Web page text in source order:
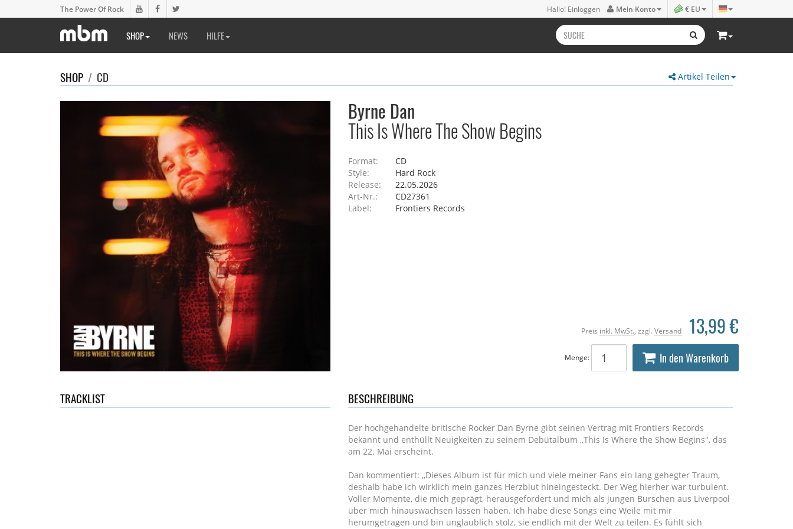
The Power Of Rock Hallo! Einloggen Mein Konto € EU
SHOP NEWS HILFE
Artikel Teilen
SHOP / CD
Byrne Dan
This Is Where The Show Begins
Format:
CD
Style:
Hard Rock
Release:
22.05.2026
Art-Nr.:
CD27361
Label:
Frontiers Records
Preis inkl. MwSt. , zzgl. Versand 13,99 €
Menge: In den Warenkorb
TRACKLIST BESCHREIBUNG
Der hochgehandelte britische Rocker Dan Byrne gibt seinen Vertrag mit Frontiers Records
bekannt und enthüllt Neuigkeiten zu seinem Debütalbum ,,This Is Where the Show Begins", das
am 22. Mai erscheint.
Dan kommentiert: ,,Dieses Album ist für mich und viele meiner Fans ein lang gehegter Traum,
deshalb habe ich wirklich mein ganzes Herzblut hineingesteckt. Der Weg hierher war turbulent.
Voller Momente, die mich geprägt, herausgefordert und mich als jungen Burschen aus Liverpool
über mich hinauswachsen lassen haben. Ich habe diese Songs eine Weile mit mir
herumgetragen und bin unglaublich stolz, sie endlich mit der Welt zu teilen. Es fühlt sich